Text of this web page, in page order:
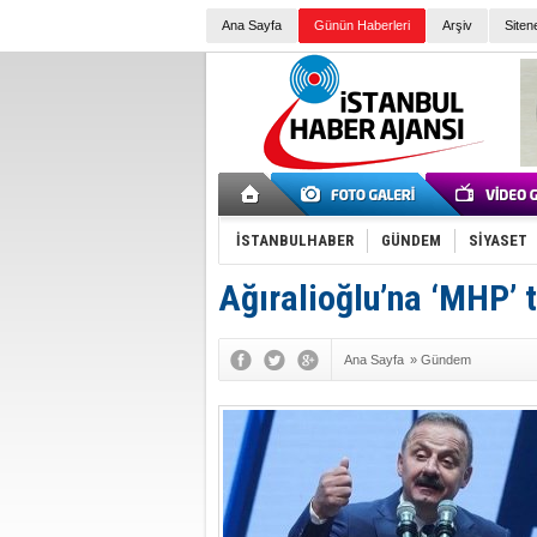
Ana Sayfa Günün Haberleri Arşiv
İSTANBULHABER GÜNDEM SİYASET
Ağıralioğlu’na
Ana Sayfa » Gündem